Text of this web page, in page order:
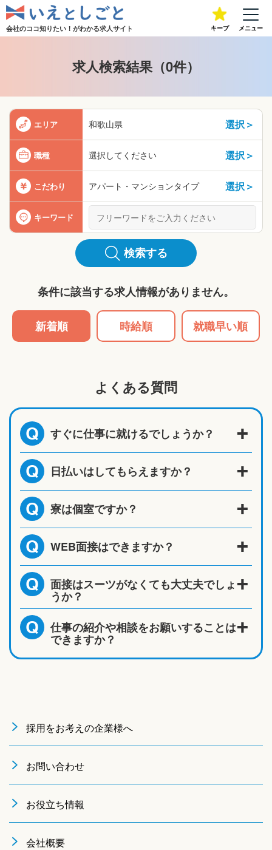
会社のココ知りたい！がわかる求人サイト キープ メニュー
求人検索結果（0件）
エリア 和歌山県 選択＞
職種 選択してください 選択＞
こだわり アパート・マンションタイプ 選択＞
キーワード
検索する
条件に該当する求人情報がありません。
新着順 時給順 就職早い順
よくある質問
Q すぐに仕事に就けるでしょうか？
Q 日払いはしてもらえますか？
Q 寮は個室ですか？
Q WEB面接はできますか？
Q 面接はスーツがなくても大丈夫でしょ
うか？
Q 仕事の紹介や相談をお願いすることは
できますか？
採用をお考えの企業様へ
お問い合わせ
お役立ち情報
会社概要